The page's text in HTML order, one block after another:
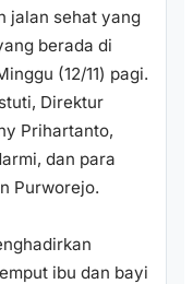
jalan sehat yang
berada di
(12/11) pagi.
Direktur
Prihartanto,
dan para
Purworejo.
ibu dan bayi